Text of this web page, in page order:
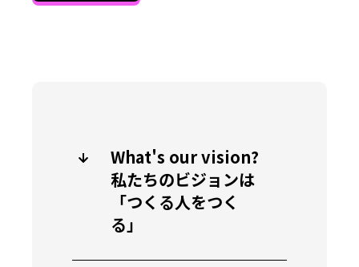
What's our vision?
私たちのビジョンは
「つくる人をつく
る」